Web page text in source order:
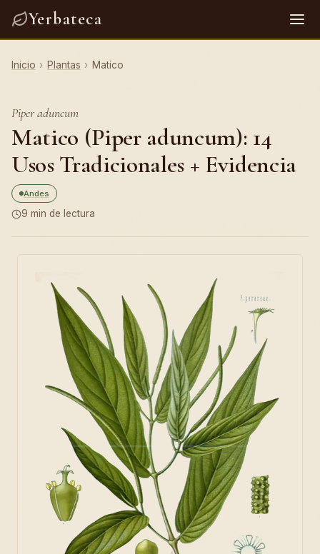
Yerbateca
Inicio › Plantas › Matico
Piper aduncum
Matico (Piper aduncum): 14
Usos Tradicionales + Evidencia
Andes
9 min de lectura